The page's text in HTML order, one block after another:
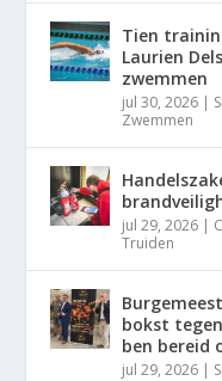
Tien
Laurien
zwemmen
jul 30, 2026 |
Zwemmen
jul 29, 2026 |
Truiden
bokst
ben bereid
jul 29, 2026 |